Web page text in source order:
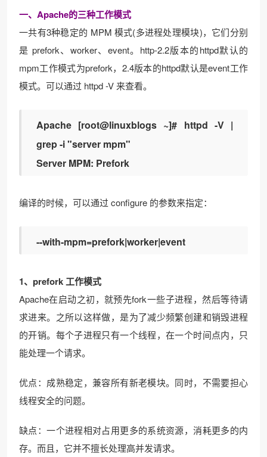
一、Apache的三种工作模式
一共有3种稳定的 MPM 模式(多进程处理模块)，它们分别
是 prefork、worker、event。http-2.2版本的httpd默认的
mpm工作模式为prefork，2.4版本的httpd默认是event工作
模式。可以通过 httpd -V 来查看。
Apache [root@linuxblogs ~]# httpd -V |
grep -i "server mpm"
Server MPM: Prefork
编译的时候，可以通过 configure 的参数来指定：
--with-mpm=prefork|worker|event
1、prefork 工作模式
Apache在启动之初，就预先fork一些子进程，然后等待请
求进来。之所以这样做，是为了减少频繁创建和销毁进程
的开销。每个子进程只有一个线程，在一个时间点内，只
能处理一个请求。
优点：成熟稳定，兼容所有新老模块。同时，不需要担心
线程安全的问题。
缺点：一个进程相对占用更多的系统资源，消耗更多的内
存。而且，它并不擅长处理高并发请求。